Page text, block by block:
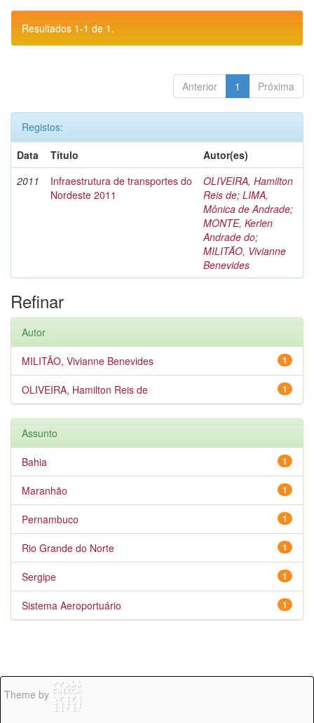
Resultados 1-1 de 1.
Anterior 1 Próxima
Registos:
Data
Título
Autor(es)
2011
Infraestrutura de transportes do
Nordeste 2011
OLIVEIRA, Hamilton
Reis de; LIMA,
Mônica de Andrade;
MONTE, Kerlen
Andrade do;
MILITÃO, Vivianne
Benevides
Refinar
Autor
1
MILITÃO, Vivianne Benevides
1
OLIVEIRA, Hamilton Reis de
Assunto
1
Bahia
1
Maranhão
1
Pernambuco
1
Rio Grande do Norte
1
Sergipe
1
Sistema Aeroportuário
Theme by